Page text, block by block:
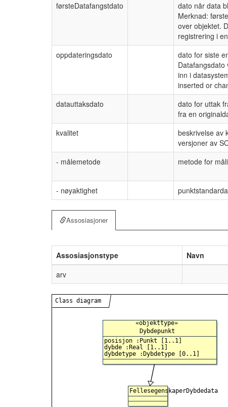
førsteDatafangstdato
dato når data
Merknad:
over objektet.
registrering i
oppdateringsdato
dato for siste
inn i
inserted or
datauttaksdato
dato for uttak
fra en
kvalitet
beskrivelse av
versjoner av
- målemetode metode for
- nøyaktighet
Assosiasjoner
Assosiasjonstype Navn
arv